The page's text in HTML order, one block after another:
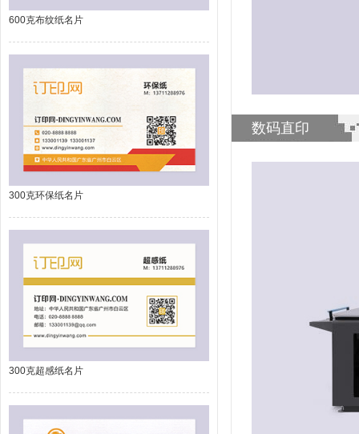
600克布纹纸名片
300克环保纸名片
300克超感纸名片
数码直印